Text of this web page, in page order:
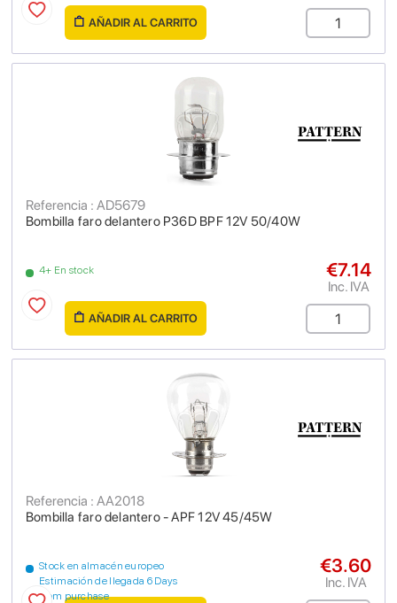
AÑADIR AL CARRITO
Bombilla faro delantero P36D BPF 12V 50/40W
Referencia : AD5679
4+ En stock €7.14
Inc. IVA
AÑADIR AL CARRITO
Bombilla faro delantero - APF 12V 45/45W
Referencia : AA2018
Stock en almacén europeo
Estimación de llegada 6 Days
from purchase
€3.60
Inc. IVA